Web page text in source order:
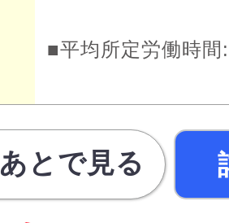
■平均所定労働時間
あとで見る